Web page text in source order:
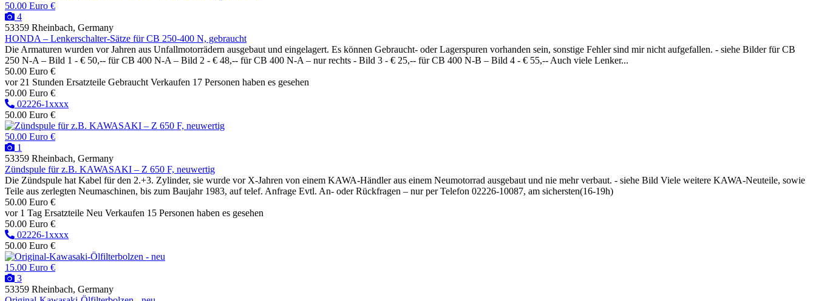
50.00 Euro €
4
53359 Rheinbach, Germany
HONDA – Lenkerschalter-Sätze für CB 250-400 N, gebraucht
Die Armaturen wurden vor Jahren aus Unfallmotorrädern ausgebaut und eingelagert. Es können Gebraucht- oder Lagerspuren vorhanden sein, sonstige Fehler sind mir nicht aufgefallen. - siehe Bilder für CB
250 N-A – Bild 1 - € 50,-- für CB 400 N-A – Bild 2 - € 48,-- für CB 400 N-A – nur rechts - Bild 3 - € 25,-- für CB 400 N-B – Bild 4 - € 55,-- Auch viele Lenker...
50.00 Euro €
vor 21 Stunden Ersatzteile Gebraucht Verkaufen 17 Personen haben es gesehen
50.00 Euro €
02226-1xxxx
50.00 Euro €
50.00 Euro €
1
53359 Rheinbach, Germany
Zündspule für z.B. KAWASAKI – Z 650 F, neuwertig
Die Zündspule hat Kabel für den 2.+3. Zylinder, sie wurde vor X-Jahren von einem KAWA-Händler aus einem Neumotorrad ausgebaut und nie mehr verbaut. - siehe Bild Viele weitere KAWA-Neuteile, sowie
Teile aus zerlegten Neumaschinen, bis zum Baujahr 1983, auf telef. Anfrage Evtl. An- oder Rückfragen – nur per Telefon 02226-10087, am sichersten(16-19h)
50.00 Euro €
vor 1 Tag Ersatzteile Neu Verkaufen 15 Personen haben es gesehen
50.00 Euro €
02226-1xxxx
50.00 Euro €
15.00 Euro €
3
53359 Rheinbach, Germany